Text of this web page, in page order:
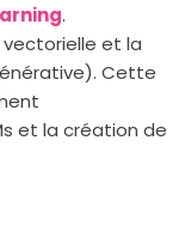
.
et la
Cette
et la création de